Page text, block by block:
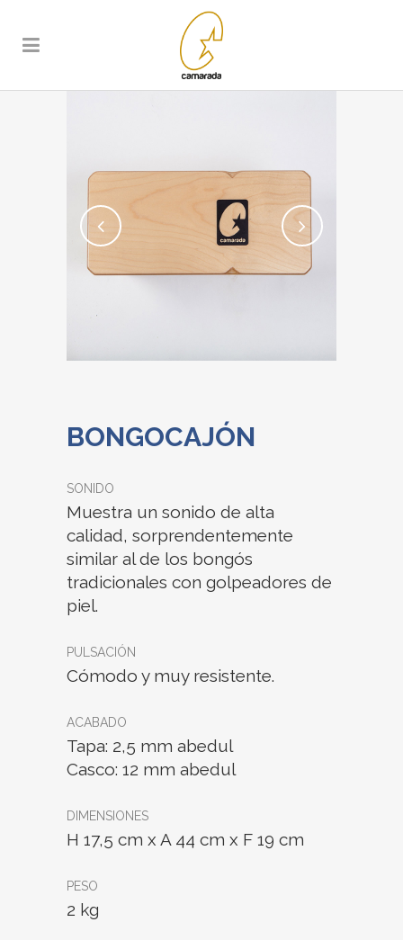
BONGOCAJÓN
SONIDO
Muestra un sonido de alta
calidad, sorprendentemente
similar al de los bongós
tradicionales con golpeadores de
piel.
PULSACIÓN
Cómodo y muy resistente.
ACABADO
Tapa: 2,5 mm abedul
Casco: 12 mm abedul
DIMENSIONES
H 17,5 cm x A 44 cm x F 19 cm
PESO
2 kg